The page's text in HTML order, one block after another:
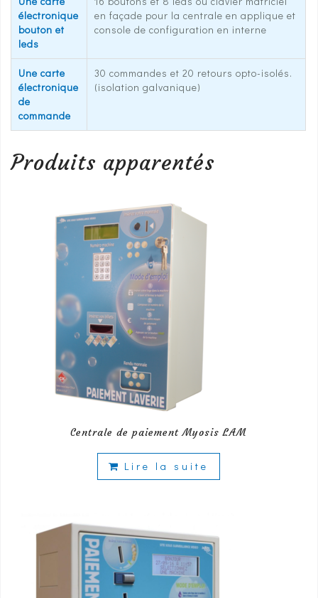
électronique
bouton et
leds
en façade pour la centrale en applique et
console de configuration en interne
Une carte
électronique
de
commande
30 commandes et 20 retours opto-isolés.
(isolation galvanique)
Produits apparentés
Centrale de paiement Myosis LAM
Lire la suite